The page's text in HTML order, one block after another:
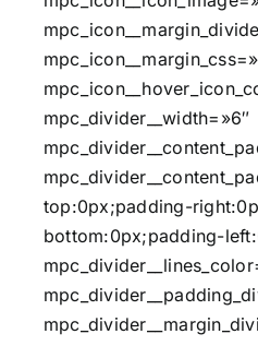
mpc_divider__width=»6″
top:0px;padding-
bottom:0px;padding-